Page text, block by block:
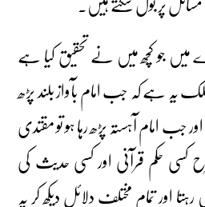
میں جو کچھ میں نے تحقیق کیا ہے
یہ ہے کہ جب امام بآواز بلند پڑھ
جب امام آہستہ پڑھ رہا ہو تو مقتدی
حکم قرآنی اور کسی حدیث کی
اور تمام مختلف دلائل دیکھ کر یہ